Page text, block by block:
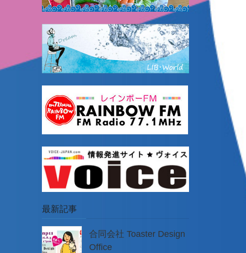
最新記事
合同会社 Toaster Design
Office